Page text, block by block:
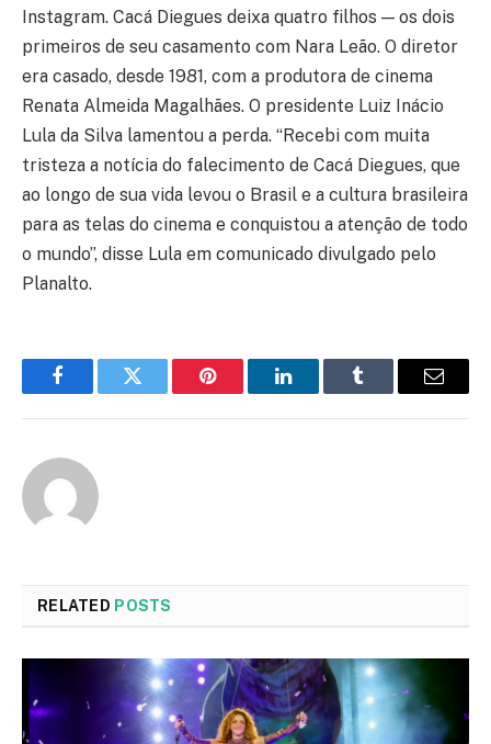
Instagram. Cacá Diegues deixa quatro filhos — os dois
primeiros de seu casamento com Nara Leão. O diretor
era casado, desde 1981, com a produtora de cinema
Renata Almeida Magalhães. O presidente Luiz Inácio
Lula da Silva lamentou a perda. “Recebi com muita
tristeza a notícia do falecimento de Cacá Diegues, que
ao longo de sua vida levou o Brasil e a cultura brasileira
para as telas do cinema e conquistou a atenção de todo
o mundo”, disse Lula em comunicado divulgado pelo
Planalto.
FacebookTwitter Pinterest LinkedInTumblr Email
RELATED POSTS